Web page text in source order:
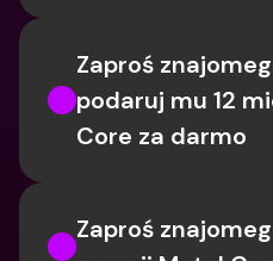
Zaproś
podaruj mu 12
Core za darmo
Zaproś